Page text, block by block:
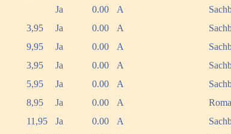
Ja 0.00 A
3,95 Ja 0.00 A
9,95 Ja 0.00 A
3,95 Ja 0.00 A
5,95 Ja 0.00 A
8,95 Ja 0.00 A
11,95 Ja 0.00 A